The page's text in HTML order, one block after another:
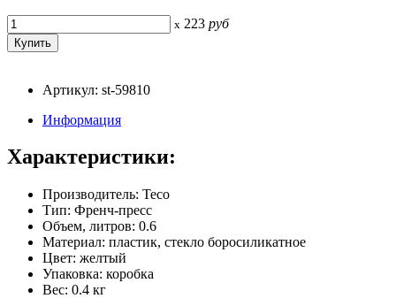
x 223 руб
Артикул: st-59810
Информация
Характеристики:
Производитель: Teco
Тип: Френч-пресс
Объем, литров: 0.6
Материал: пластик, стекло боросиликатное
Цвет: желтый
Упаковка: коробка
Вес: 0.4 кг